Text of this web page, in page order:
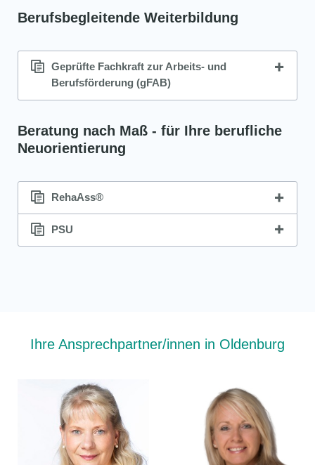
Berufsbegleitende Weiterbildung
Geprüfte Fachkraft zur Arbeits- und
Berufsförderung (gFAB)
Beratung nach Maß - für Ihre berufliche
Neuorientierung
RehaAss®
PSU
Ihre Ansprechpartner/innen in Oldenburg